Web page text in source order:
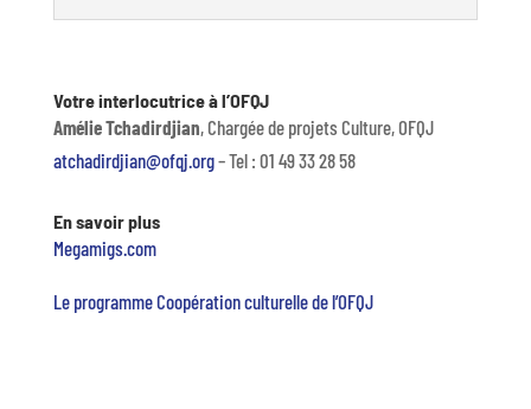
Votre interlocutrice à l’OFQJ
Amélie Tchadirdjian, Chargée de projets Culture, OFQJ
atchadirdjian@ofqj.org– Tel : 01 49 33 28 58
En savoir plus
Megamigs.com
Le programme Coopération culturelle de l’OFQJ